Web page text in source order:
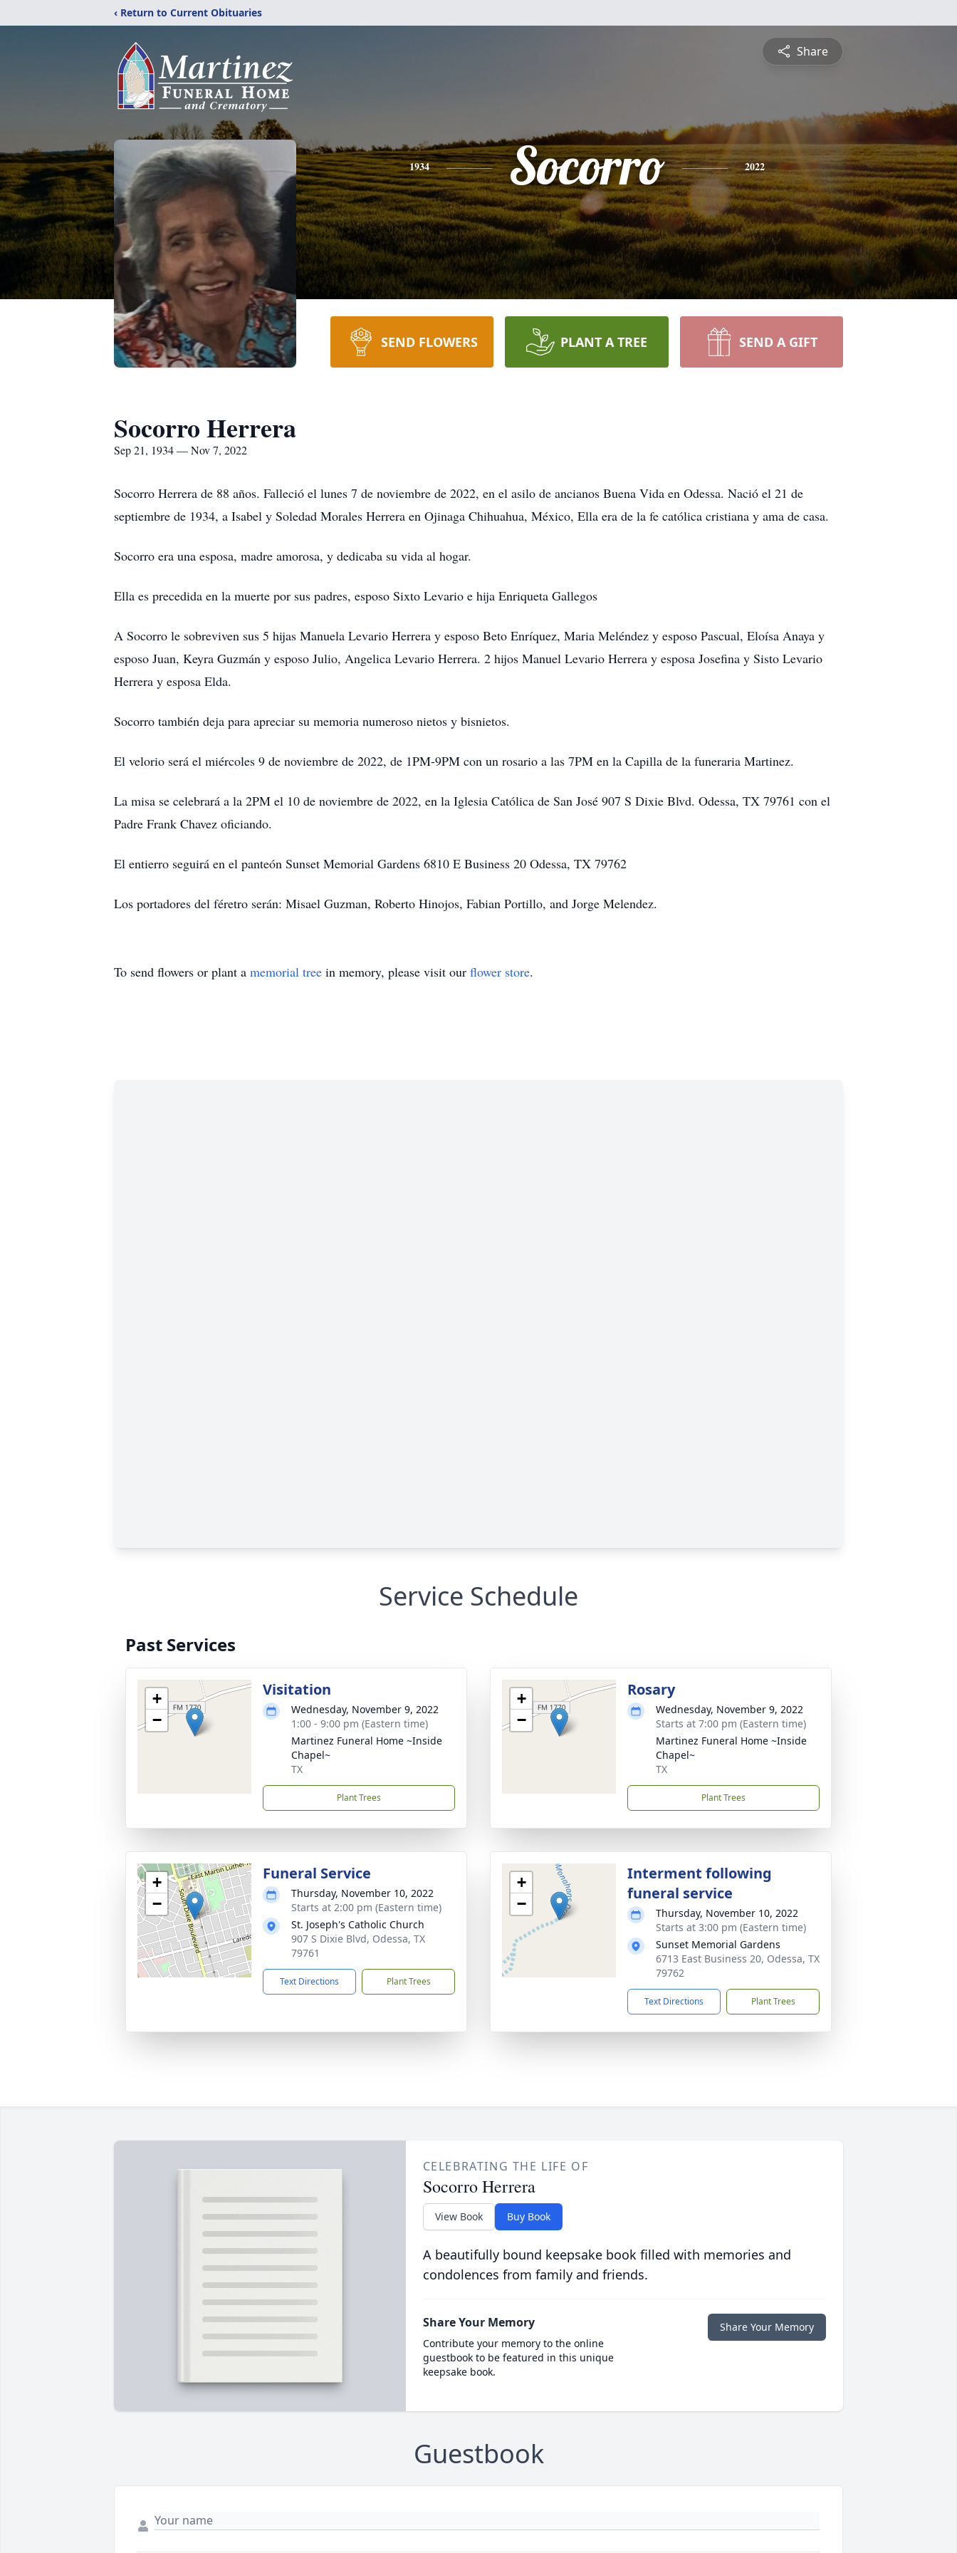
‹ Return to Current Obituaries
Share
1934 Socorro 2022
SEND FLOWERS PLANT A TREE SEND A GIFT
Socorro Herrera
Sep 21, 1934 — Nov 7, 2022
Socorro Herrera de 88 años. Falleció el lunes 7 de noviembre de 2022, en el asilo de ancianos Buena Vida en Odessa. Nació el 21 de
septiembre de 1934, a Isabel y Soledad Morales Herrera en Ojinaga Chihuahua, México, Ella era de la fe católica cristiana y ama de casa.
Socorro era una esposa, madre amorosa, y dedicaba su vida al hogar.
Ella es precedida en la muerte por sus padres, esposo Sixto Levario e hija Enriqueta Gallegos
A Socorro le sobreviven sus 5 hijas Manuela Levario Herrera y esposo Beto Enríquez, Maria Meléndez y esposo Pascual, Eloísa Anaya y
esposo Juan, Keyra Guzmán y esposo Julio, Angelica Levario Herrera. 2 hijos Manuel Levario Herrera y esposa Josefina y Sisto Levario
Herrera y esposa Elda.
Socorro también deja para apreciar su memoria numeroso nietos y bisnietos.
El velorio será el miércoles 9 de noviembre de 2022, de 1PM-9PM con un rosario a las 7PM en la Capilla de la funeraria Martinez.
La misa se celebrará a la 2PM el 10 de noviembre de 2022, en la Iglesia Católica de San José 907 S Dixie Blvd. Odessa, TX 79761 con el
Padre Frank Chavez oficiando.
El entierro seguirá en el panteón Sunset Memorial Gardens 6810 E Business 20 Odessa, TX 79762
Los portadores del féretro serán: Misael Guzman, Roberto Hinojos, Fabian Portillo, and Jorge Melendez.
To send flowers or plant a memorial tree in memory, please visit our flower store.
Service Schedule
Past Services
+
−
Visitation
Wednesday, November 9, 2022
1:00 - 9:00 pm (Eastern time)
Martinez Funeral Home ~Inside
Chapel~
TX
Plant Trees
+
−
Rosary
Wednesday, November 9, 2022
Starts at 7:00 pm (Eastern time)
Martinez Funeral Home ~Inside
Chapel~
TX
Plant Trees
+
−
Funeral Service
Thursday, November 10, 2022
Starts at 2:00 pm (Eastern time)
St. Joseph's Catholic Church
907 S Dixie Blvd, Odessa, TX
79761
Text Directions Plant Trees
+
−
Interment following
funeral service
Thursday, November 10, 2022
Starts at 3:00 pm (Eastern time)
Sunset Memorial Gardens
6713 East Business 20, Odessa, TX
79762
Text Directions Plant Trees
CELEBRATING THE LIFE OF
Socorro Herrera
View Book Buy Book
A beautifully bound keepsake book filled with memories and
condolences from family and friends.
Share Your Memory
Contribute your memory to the online
guestbook to be featured in this unique
keepsake book.
Share Your Memory
Guestbook